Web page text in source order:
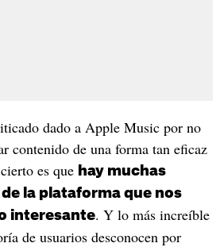
dado a Apple Music por no
contenido de una forma tan eficaz
es que hay muchas
la plataforma que nos
interesante. Y lo más increíble
de usuarios desconocen por